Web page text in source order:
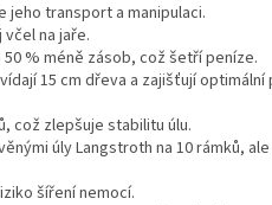
jeho transport a manipulaci.
na jaře.
% méně zásob, což šetří peníze.
15 cm dřeva a zajišťují optimální
což zlepšuje stabilitu úlu.
úly Langstroth na 10 rámků,
šíření nemocí.